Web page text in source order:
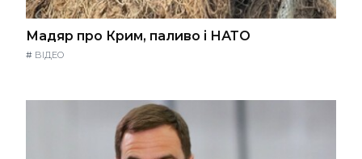
Мадяр про Крим, паливо і НАТО
# ВІДЕО